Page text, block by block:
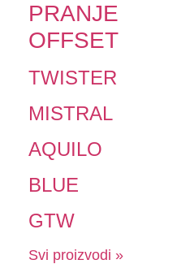
PRANJE
OFFSET
TWISTER
MISTRAL
AQUILO
BLUE
GTW
Svi proizvodi »